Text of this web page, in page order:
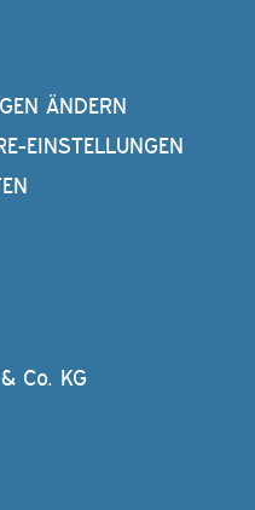
ÄNDERN
EINSTELLUNGEN
Co. KG